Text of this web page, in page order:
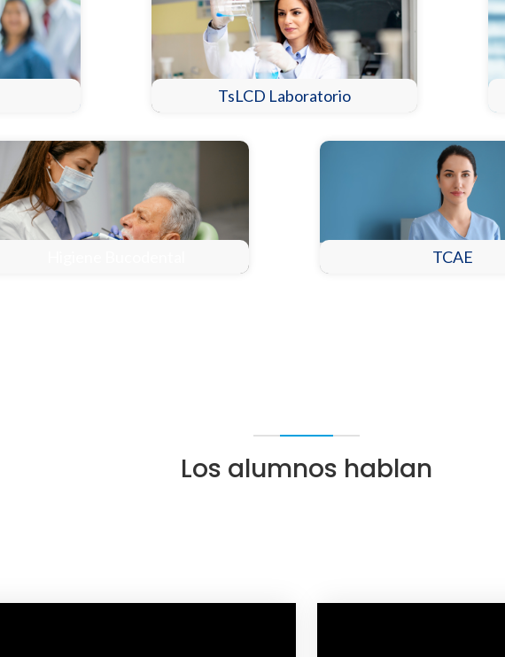
TsLCD Laboratorio
TCAE
Los alumnos hablan